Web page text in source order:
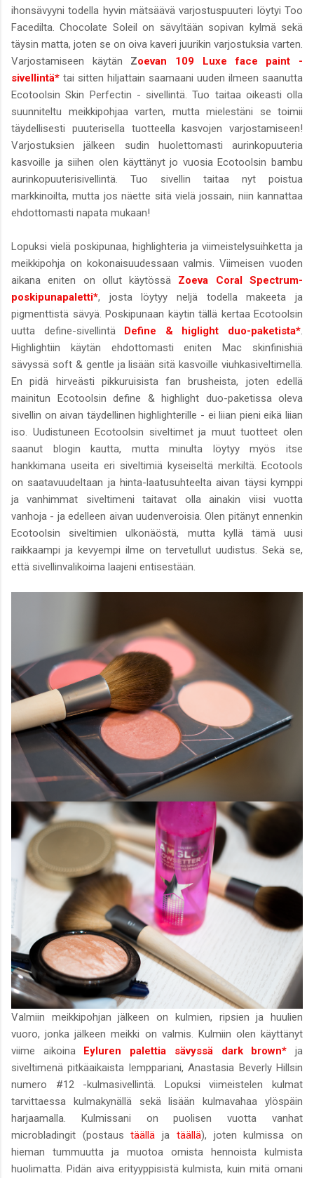
ihonsävyyni todella hyvin mätsäävä varjostuspuuteri löytyi Too
Facedilta. Chocolate Soleil on sävyltään sopivan kylmä sekä
täysin matta, joten se on oiva kaveri juurikin varjostuksia varten.
Varjostamiseen käytän Zoevan 109 Luxe face paint -
sivellintä* tai sitten hiljattain saamaani uuden ilmeen saanutta
Ecotoolsin Skin Perfectin - sivellintä. Tuo taitaa oikeasti olla
suunniteltu meikkipohjaa varten, mutta mielestäni se toimii
täydellisesti puuterisella tuotteella kasvojen varjostamiseen!
Varjostuksien jälkeen sudin huolettomasti aurinkopuuteria
kasvoille ja siihen olen käyttänyt jo vuosia Ecotoolsin bambu
aurinkopuuterisivellintä. Tuo sivellin taitaa nyt poistua
markkinoilta, mutta jos näette sitä vielä jossain, niin kannattaa
ehdottomasti napata mukaan!
Lopuksi vielä poskipunaa, highlighteria ja viimeistelysuihketta ja
meikkipohja on kokonaisuudessaan valmis. Viimeisen vuoden
aikana eniten on ollut käytössä Zoeva Coral Spectrum-
poskipunapaletti*, josta löytyy neljä todella makeeta ja
pigmenttistä sävyä. Poskipunaan käytin tällä kertaa Ecotoolsin
uutta define-sivellintä Define & higlight duo-paketista*.
Highlightiin käytän ehdottomasti eniten Mac skinfinishiä
sävyssä soft & gentle ja lisään sitä kasvoille viuhkasiveltimellä.
En pidä hirveästi pikkuruisista fan brusheista, joten edellä
mainitun Ecotoolsin define & highlight duo-paketissa oleva
sivellin on aivan täydellinen highlighterille - ei liian pieni eikä liian
iso. Uudistuneen Ecotoolsin siveltimet ja muut tuotteet olen
saanut blogin kautta, mutta minulta löytyy myös itse
hankkimana useita eri siveltimiä kyseiseltä merkiltä. Ecotools
on saatavuudeltaan ja hinta-laatusuhteelta aivan täysi kymppi
ja vanhimmat siveltimeni taitavat olla ainakin viisi vuotta
vanhoja - ja edelleen aivan uudenveroisia. Olen pitänyt ennenkin
Ecotoolsin siveltimien ulkonäöstä, mutta kyllä tämä uusi
raikkaampi ja kevyempi ilme on tervetullut uudistus. Sekä se,
että sivellinvalikoima laajeni entisestään.
Valmiin meikkipohjan jälkeen on kulmien, ripsien ja huulien
vuoro, jonka jälkeen meikki on valmis. Kulmiin olen käyttänyt
viime aikoina Eyluren palettia sävyssä dark brown* ja
siveltimenä pitkäaikaista lemppariani, Anastasia Beverly Hillsin
numero #12 -kulmasivellintä. Lopuksi viimeistelen kulmat
tarvittaessa kulmakynällä sekä lisään kulmavahaa ylöspäin
harjaamalla. Kulmissani on puolisen vuotta vanhat
microbladingit (postaus täällä ja täällä), joten kulmissa on
hieman tummuutta ja muotoa omista hennoista kulmista
huolimatta. Pidän aiva erityyppisistä kulmista, kuin mitä omani